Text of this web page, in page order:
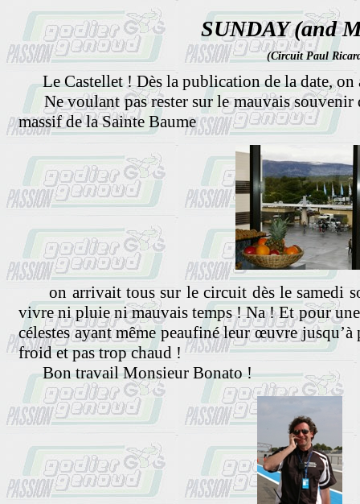
SUNDAY (and
(Circuit Paul
Le Castellet ! Dès la publication de la date, on
Ne voulant pas rester sur le mauvais souvenir
massif de la Sainte Baume
on arrivait tous sur le circuit dès le samedi
vivre ni pluie ni mauvais temps ! Na ! Et pour
célestes ayant même peaufiné leur œuvre
froid et pas trop chaud !
Bon travail Monsieur Bonato !